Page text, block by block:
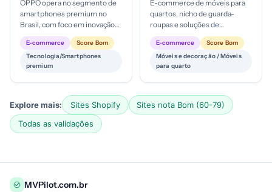
OPPO opera no segmento de
smartphones premium no
Brasil, com foco em inovação
tecnológica, câmeras de alto
desempenho e design; estágio
d...
E-commerce
Score Bom
Tecnologia/Smartphones
premium
E-commerce de móveis para
quartos, nicho de guarda-
roupas e soluções de
armazenamento. Provável
ticket médio médio a alto para
um produto...
E-commerce
Score Bom
Móveis e decoração / Móveis
para quarto
Explore mais: Sites Shopify
Sites nota Bom (60-79)
Todas as validações
MVPilot.com.br